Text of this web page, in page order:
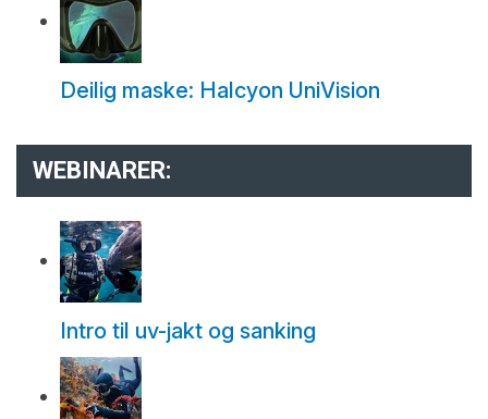
Deilig maske: Halcyon UniVision
WEBINARER:
Intro til uv-jakt og sanking